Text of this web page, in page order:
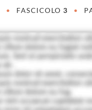
• FASCICOLO 3 •